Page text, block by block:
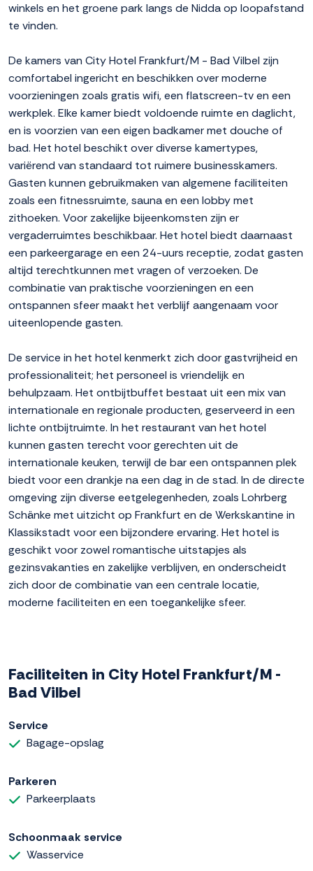
winkels en het groene park langs de Nidda op loopafstand
te vinden.
De kamers van City Hotel Frankfurt/M - Bad Vilbel zijn
comfortabel ingericht en beschikken over moderne
voorzieningen zoals gratis wifi, een flatscreen-tv en een
werkplek. Elke kamer biedt voldoende ruimte en daglicht,
en is voorzien van een eigen badkamer met douche of
bad. Het hotel beschikt over diverse kamertypes,
variërend van standaard tot ruimere businesskamers.
Gasten kunnen gebruikmaken van algemene faciliteiten
zoals een fitnessruimte, sauna en een lobby met
zithoeken. Voor zakelijke bijeenkomsten zijn er
vergaderruimtes beschikbaar. Het hotel biedt daarnaast
een parkeergarage en een 24-uurs receptie, zodat gasten
altijd terechtkunnen met vragen of verzoeken. De
combinatie van praktische voorzieningen en een
ontspannen sfeer maakt het verblijf aangenaam voor
uiteenlopende gasten.
De service in het hotel kenmerkt zich door gastvrijheid en
professionaliteit; het personeel is vriendelijk en
behulpzaam. Het ontbijtbuffet bestaat uit een mix van
internationale en regionale producten, geserveerd in een
lichte ontbijtruimte. In het restaurant van het hotel
kunnen gasten terecht voor gerechten uit de
internationale keuken, terwijl de bar een ontspannen plek
biedt voor een drankje na een dag in de stad. In de directe
omgeving zijn diverse eetgelegenheden, zoals Lohrberg
Schänke met uitzicht op Frankfurt en de Werkskantine in
Klassikstadt voor een bijzondere ervaring. Het hotel is
geschikt voor zowel romantische uitstapjes als
gezinsvakanties en zakelijke verblijven, en onderscheidt
zich door de combinatie van een centrale locatie,
moderne faciliteiten en een toegankelijke sfeer.
Faciliteiten in City Hotel Frankfurt/M -
Bad Vilbel
Service
Bagage-opslag
Parkeren
Parkeerplaats
Schoonmaak service
Wasservice